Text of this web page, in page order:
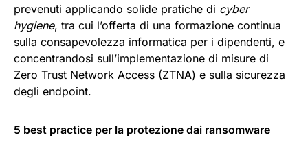
prevenuti applicando solide pratiche di cyber
hygiene, tra cui l’offerta di una formazione continua
sulla consapevolezza informatica per i dipendenti, e
concentrandosi sull’implementazione di misure di
Zero Trust Network Access (ZTNA) e sulla sicurezza
degli endpoint.
5 best practice per la protezione dai ransomware